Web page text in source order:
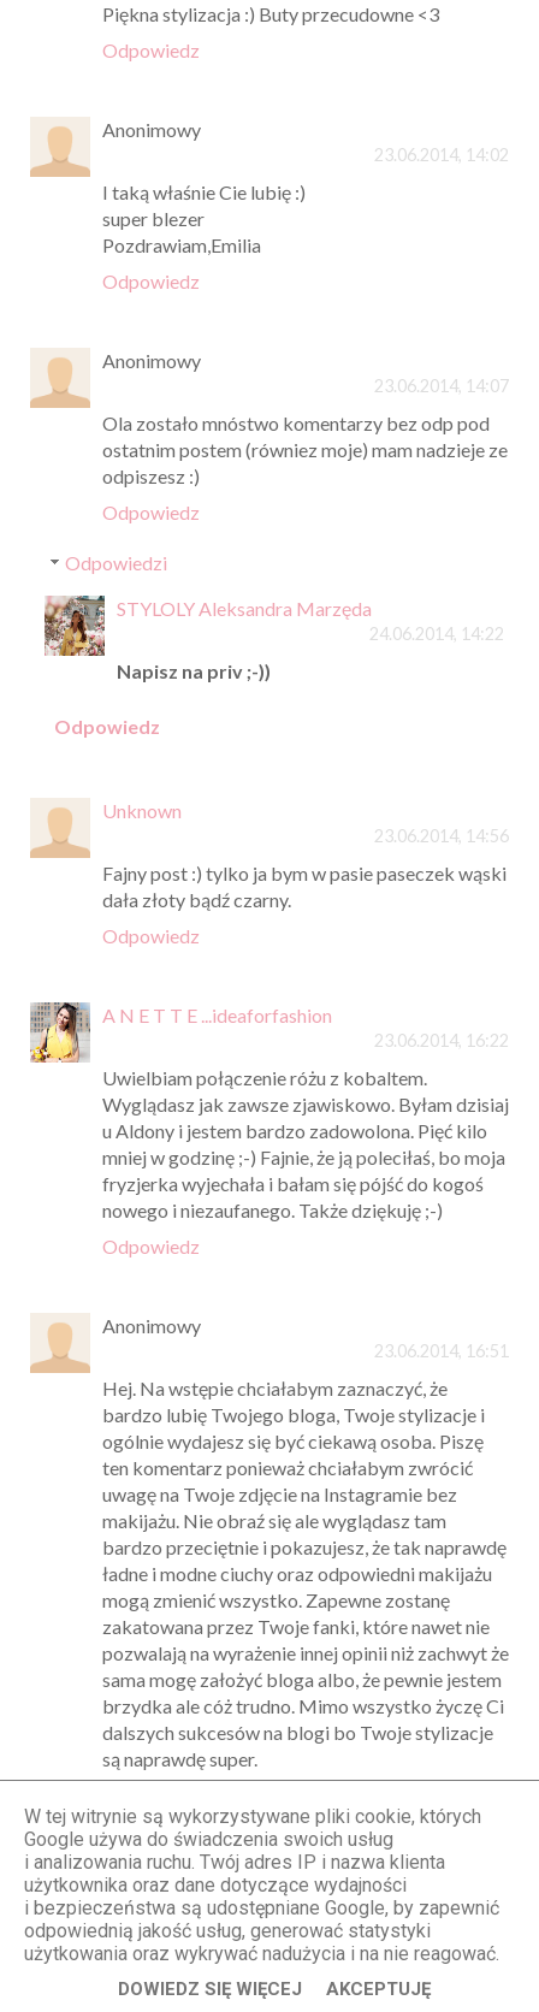
Piękna stylizacja :) Buty przecudowne <3
Odpowiedz
Anonimowy
23.06.2014, 14:02
I taką właśnie Cie lubię :)
super blezer
Pozdrawiam,Emilia
Odpowiedz
Anonimowy
23.06.2014, 14:07
Ola zostało mnóstwo komentarzy bez odp pod
ostatnim postem (równiez moje) mam nadzieje ze
odpiszesz :)
Odpowiedz
Odpowiedzi
STYLOLY Aleksandra Marzęda
24.06.2014, 14:22
Napisz na priv ;-))
Odpowiedz
Unknown
23.06.2014, 14:56
Fajny post :) tylko ja bym w pasie paseczek wąski
dała złoty bądź czarny.
Odpowiedz
A N E T T E ...ideaforfashion
23.06.2014, 16:22
Uwielbiam połączenie różu z kobaltem.
Wyglądasz jak zawsze zjawiskowo. Byłam dzisiaj
u Aldony i jestem bardzo zadowolona. Pięć kilo
mniej w godzinę ;-) Fajnie, że ją poleciłaś, bo moja
fryzjerka wyjechała i bałam się pójść do kogoś
nowego i niezaufanego. Także dziękuję ;-)
Odpowiedz
Anonimowy
23.06.2014, 16:51
Hej. Na wstępie chciałabym zaznaczyć, że
bardzo lubię Twojego bloga, Twoje stylizacje i
ogólnie wydajesz się być ciekawą osoba. Piszę
ten komentarz ponieważ chciałabym zwrócić
uwagę na Twoje zdjęcie na Instagramie bez
makijażu. Nie obraź się ale wyglądasz tam
bardzo przeciętnie i pokazujesz, że tak naprawdę
ładne i modne ciuchy oraz odpowiedni makijażu
mogą zmienić wszystko. Zapewne zostanę
zakatowana przez Twoje fanki, które nawet nie
pozwalają na wyrażenie innej opinii niż zachwyt że
sama mogę założyć bloga albo, że pewnie jestem
brzydka ale cóż trudno. Mimo wszystko życzę Ci
dalszych sukcesów na blogi bo Twoje stylizacje
są naprawdę super.
Odpowiedzi
Anonimowy
23.06.2014, 17:40
Jestem dokladnie tego samego zdania co Ty.
W tej witrynie są wykorzystywane pliki cookie, których
Google używa do świadczenia swoich usług
i analizowania ruchu. Twój adres IP i nazwa klienta
użytkownika oraz dane dotyczące wydajności
i bezpieczeństwa są udostępniane Google, by zapewnić
odpowiednią jakość usług, generować statystyki
użytkowania oraz wykrywać nadużycia i na nie reagować.
DOWIEDZ SIĘ WIĘCEJ AKCEPTUJĘ